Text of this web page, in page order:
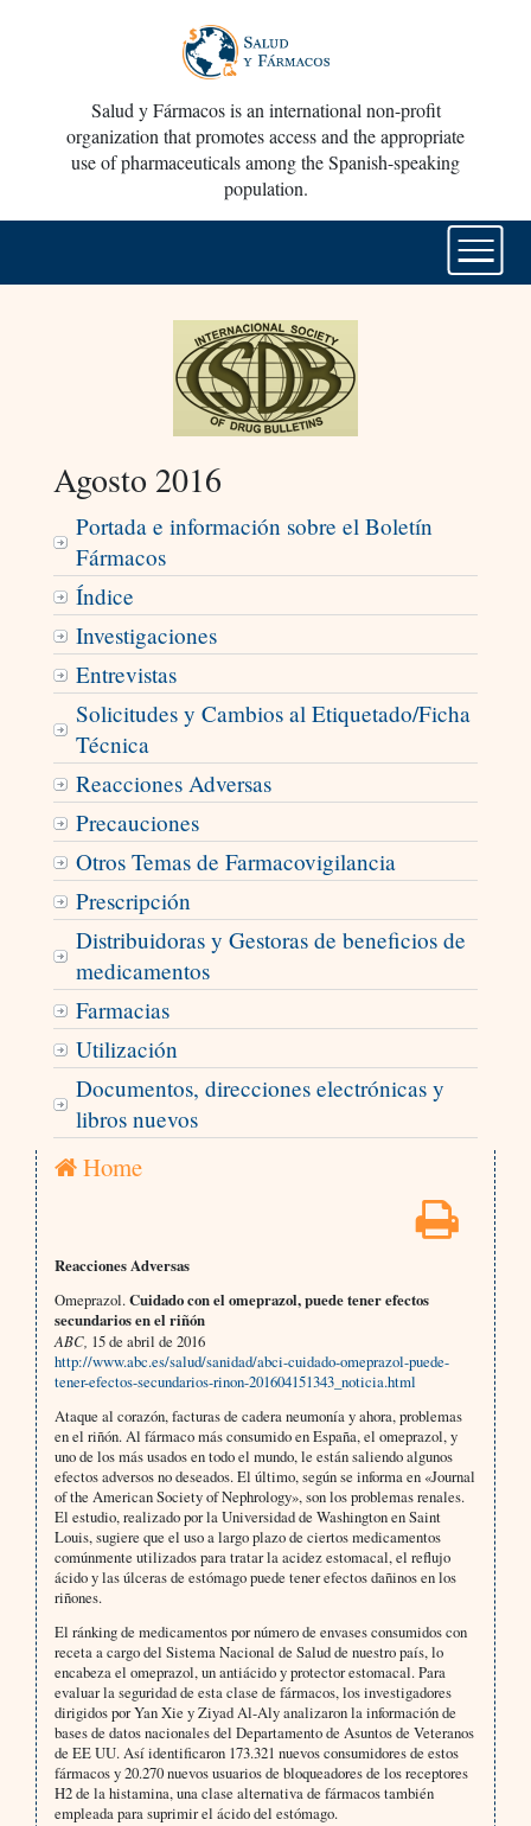
Salud y Fármacos is an international non-profit
organization that promotes access and the appropriate
use of pharmaceuticals among the Spanish-speaking
population.
Agosto 2016
Portada e información sobre el Boletín
Fármacos
Índice
Investigaciones
Entrevistas
Solicitudes y Cambios al Etiquetado/Ficha
Técnica
Reacciones Adversas
Precauciones
Otros Temas de Farmacovigilancia
Prescripción
Distribuidoras y Gestoras de beneficios de
medicamentos
Farmacias
Utilización
Documentos, direcciones electrónicas y
libros nuevos
Home
Reacciones Adversas
Omeprazol.Cuidado con el omeprazol, puede tener efectos
secundarios en el riñón
ABC, 15 de abril de 2016
http://www.abc.es/salud/sanidad/abci-cuidado-omeprazol-puede-
tener-efectos-secundarios-rinon-201604151343_noticia.html
Ataque al corazón, facturas de cadera neumonía y ahora, problemas
en el riñón. Al fármaco más consumido en España, el omeprazol, y
uno de los más usados en todo el mundo, le están saliendo algunos
efectos adversos no deseados. El último, según se informa en «Journal
of the American Society of Nephrology», son los problemas renales.
El estudio, realizado por la Universidad de Washington en Saint
Louis, sugiere que el uso a largo plazo de ciertos medicamentos
comúnmente utilizados para tratar la acidez estomacal, el reflujo
ácido y las úlceras de estómago puede tener efectos dañinos en los
riñones.
El ránking de medicamentos por número de envases consumidos con
receta a cargo del Sistema Nacional de Salud de nuestro país, lo
encabeza el omeprazol, un antiácido y protector estomacal. Para
evaluar la seguridad de esta clase de fármacos, los investigadores
dirigidos por Yan Xie y Ziyad Al-Aly analizaron la información de
bases de datos nacionales del Departamento de Asuntos de Veteranos
de EE UU. Así identificaron 173.321 nuevos consumidores de estos
fármacos y 20.270 nuevos usuarios de bloqueadores de los receptores
H2 de la histamina, una clase alternativa de fármacos también
empleada para suprimir el ácido del estómago.